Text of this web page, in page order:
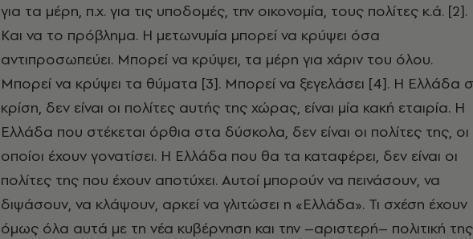
για τα μέρη, π.χ. για τις υποδομές, την οικονομία, τους πολίτες κ.ά. [2].
Και να το πρόβλημα. Η μετωνυμία μπορεί να κρύψει όσα
αντιπροσωπεύει. Μπορεί να κρύψει, τα μέρη για χάριν του όλου.
Μπορεί να κρύψει τα θύματα [3]. Μπορεί να ξεγελάσει [4]. Η Ελλάδα
κρίση, δεν είναι οι πολίτες αυτής της χώρας, είναι μία κακή εταιρία. Η
Ελλάδα που στέκεται όρθια στα δύσκολα, δεν είναι οι πολίτες της, οι
οποίοι έχουν γονατίσει. Η Ελλάδα που θα τα καταφέρει, δεν είναι οι
πολίτες της που έχουν αποτύχει. Αυτοί μπορούν να πεινάσουν, να
διψάσουν, να κλάψουν, αρκεί να γλιτώσει η «Ελλάδα». Τι σχέση έχουν
όμως όλα αυτά με τη νέα κυβέρνηση και την –αριστερή– πολιτική